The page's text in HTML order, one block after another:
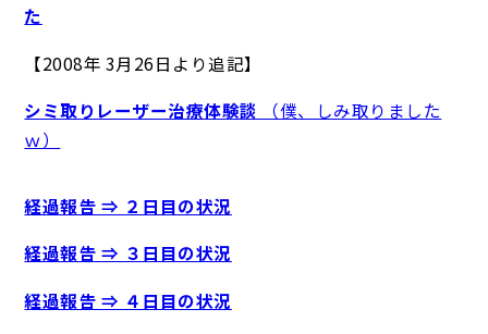
た
【2008年 3月26日より追記】
シミ取りレーザー治療体験談 （僕、しみ取りました
ｗ）
経過報告 ⇒ ２日目の状況
経過報告 ⇒ ３日目の状況
経過報告 ⇒ ４日目の状況